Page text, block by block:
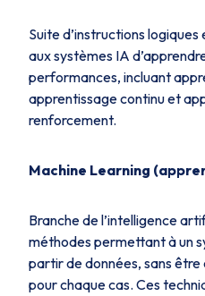
Suite d’instructions
aux systèmes IA
performances, incluant
apprentissage continu et
renforcement.
Machine Learning
Branche de l’intelligence
méthodes permettant à un
partir de données, sans
pour chaque cas. Ces